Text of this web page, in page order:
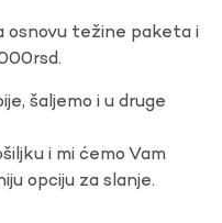
osnovu težine paketa i
šaljemo i u druge
i mi ćemo Vam
opciju za slanje.